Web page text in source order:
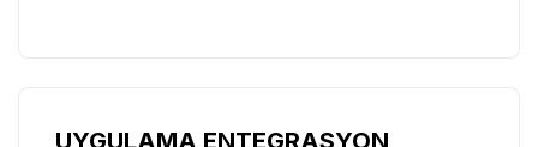
UYGULAMA ENTEGRASYON